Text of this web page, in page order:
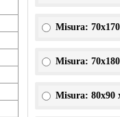
Misura:
Misura:
Misura: 80x90